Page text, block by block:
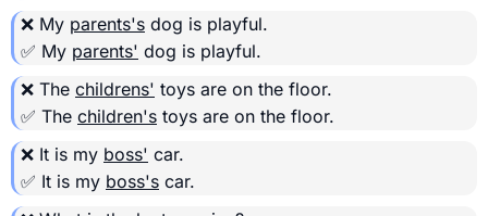
❌ My parents's dog is playful.
✅ My parents' dog is playful.
❌ The childrens' toys are on the floor.
✅ The children's toys are on the floor.
❌ It is my boss' car.
✅ It is my boss's car.